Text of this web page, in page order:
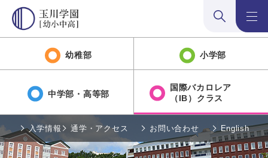
検索:開くメニュ
幼稚部 小学部
中学部・高等部
国際バカロレア
（IB）クラス
入学情報 通学・アクセス お問い合わせ English